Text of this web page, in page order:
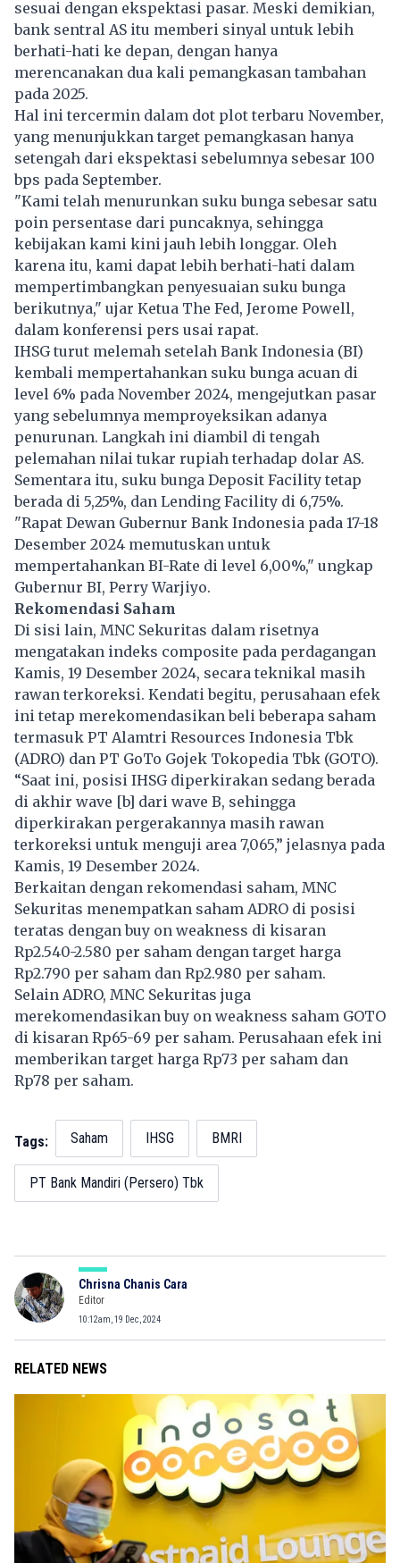
sesuai dengan ekspektasi pasar. Meski demikian,
bank sentral AS itu memberi sinyal untuk lebih
berhati-hati ke depan, dengan hanya
merencanakan dua kali pemangkasan tambahan
pada 2025.
Hal ini tercermin dalam dot plot terbaru November,
yang menunjukkan target pemangkasan hanya
setengah dari ekspektasi sebelumnya sebesar 100
bps pada September.
"Kami telah menurunkan suku bunga sebesar satu
poin persentase dari puncaknya, sehingga
kebijakan kami kini jauh lebih longgar. Oleh
karena itu, kami dapat lebih berhati-hati dalam
mempertimbangkan penyesuaian suku bunga
berikutnya," ujar Ketua The Fed, Jerome Powell,
dalam konferensi pers usai rapat.
IHSG turut melemah setelah Bank Indonesia (BI)
kembali mempertahankan suku bunga acuan di
level 6% pada November 2024, mengejutkan pasar
yang sebelumnya memproyeksikan adanya
penurunan. Langkah ini diambil di tengah
pelemahan nilai tukar rupiah terhadap dolar AS.
Sementara itu, suku bunga Deposit Facility tetap
berada di 5,25%, dan Lending Facility di 6,75%.
"Rapat Dewan Gubernur Bank Indonesia pada 17-18
Desember 2024 memutuskan untuk
mempertahankan BI-Rate di level 6,00%," ungkap
Gubernur BI, Perry Warjiyo.
Rekomendasi Saham
Di sisi lain, MNC Sekuritas dalam risetnya
mengatakan indeks composite pada perdagangan
Kamis, 19 Desember 2024, secara teknikal masih
rawan terkoreksi. Kendati begitu, perusahaan efek
ini tetap merekomendasikan beli beberapa saham
termasuk PT Alamtri Resources Indonesia Tbk
(ADRO) dan PT GoTo Gojek Tokopedia Tbk (GOTO).
“Saat ini, posisi IHSG diperkirakan sedang berada
di akhir wave [b] dari wave B, sehingga
diperkirakan pergerakannya masih rawan
terkoreksi untuk menguji area 7,065,” jelasnya pada
Kamis, 19 Desember 2024.
Berkaitan dengan rekomendasi saham, MNC
Sekuritas menempatkan saham ADRO di posisi
teratas dengan buy on weakness di kisaran
Rp2.540-2.580 per saham dengan target harga
Rp2.790 per saham dan Rp2.980 per saham.
Selain ADRO, MNC Sekuritas juga
merekomendasikan buy on weakness saham GOTO
di kisaran Rp65-69 per saham. Perusahaan efek ini
memberikan target harga Rp73 per saham dan
Rp78 per saham.
Tags: Saham IHSG BMRI
PT Bank Mandiri (Persero) Tbk
Chrisna Chanis Cara
Editor
10:12am, 19 Dec, 2024
RELATED NEWS